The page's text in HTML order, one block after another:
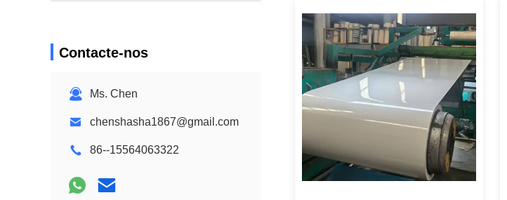
Contacte-nos
Ms. Chen
chenshasha1867@gmail.com
86--15564063322